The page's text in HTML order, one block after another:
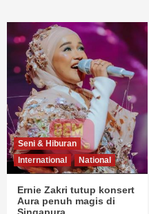
Seni & Hiburan
International
National
Ernie Zakri tutup konsert
Aura penuh magis di